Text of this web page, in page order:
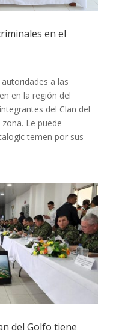
en el
a las
en la región del
del Clan del
Le puede
temen por sus
del Golfo tiene